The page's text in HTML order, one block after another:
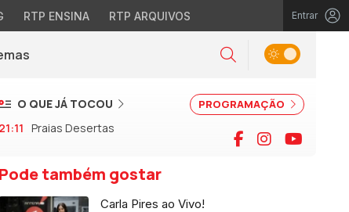
RTP ENSINA RTP ARQUIVOS Entrar
Pesquisar
Alternar tema
PROGRAMAÇÃO
O QUE JÁ TOCOU
21:11 Praias Desertas Facebook
Instagram
Pode também gostar
Carla Pires ao Vivo!